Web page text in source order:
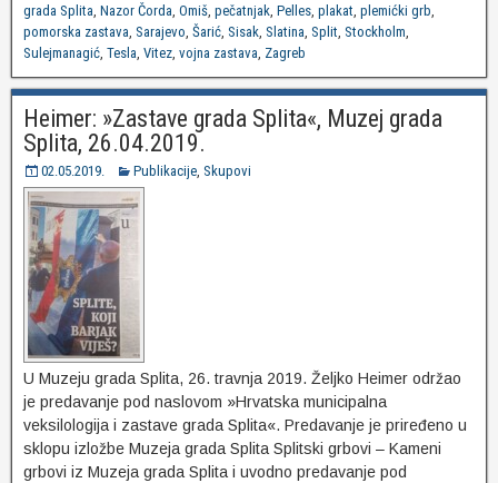
grada Splita, Nazor Čorda, Omiš, pečatnjak, Pelles, plakat, plemićki grb,
pomorska zastava, Sarajevo, Šarić, Sisak, Slatina, Split, Stockholm,
Sulejmanagić, Tesla, Vitez, vojna zastava, Zagreb
Heimer: »Zastave grada Splita«, Muzej grada
Splita, 26.04.2019.
02.05.2019. Publikacije, Skupovi
U Muzeju grada Splita, 26. travnja 2019. Željko Heimer održao
je predavanje pod naslovom »Hrvatska municipalna
veksilologija i zastave grada Splita«. Predavanje je priređeno u
sklopu izložbe Muzeja grada Splita Splitski grbovi – Kameni
grbovi iz Muzeja grada Splita i uvodno predavanje pod